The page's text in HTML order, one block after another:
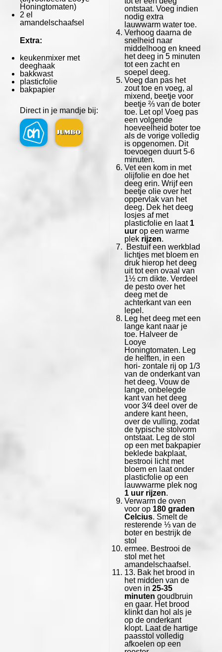
Honingtomaten)
2 el
amandelschaafsel
Extra:
keukenmixer met
deeghaak
bakkwast
plasticfolie
bakpapier
Direct in je mandje bij:
ontstaat. Voeg indien
nodig extra
lauwwarm water toe.
Verhoog daarna de
snelheid naar
middelhoog en kneed
het deeg in 5 minuten
tot een zacht en
soepel deeg.
Voeg dan pas het
zout toe en voeg, al
mixend, beetje voor
beetje ⅔ van de boter
toe. Let op! Voeg pas
een volgende
hoeveelheid boter toe
als de vorige volledig
is opgenomen. Dit
toevoegen duurt 5-6
minuten.
Vet een kom in met
olijfolie en doe het
deeg erin. Wrijf een
beetje olie over het
oppervlak van het
deeg. Dek het deeg
losjes af met
plasticfolie en laat 1
uurop een warme
plekrijzen.
Bestuif een werkblad
lichtjes met bloem en
druk hierop het deeg
uit tot een ovaal van
1½ cm dikte. Verdeel
de pesto over het
deeg met de
achterkant van een
lepel.
Leg het deeg met een
lange kant naar je
toe. Halveer de
Looye
Honingtomaten. Leg
de helften, in een
hori- zontale rij op 1/3
van de onderkant van
het deeg. Vouw de
lange, onbelegde
kant van het deeg
voor 3⁄4 deel over de
andere kant heen,
over de vulling, zodat
de typische stolvorm
ontstaat. Leg de stol
op een met bakpapier
beklede bakplaat,
bestrooi licht met
bloem en laat onder
plasticfolie op een
lauwwarme plek nog
1 uur rijzen.
Verwarm de oven
voor op 180 graden
Celcius. Smelt de
resterende ⅓ van de
boter en bestrijk de
stol
ermee. Bestrooi de
stol met het
amandelschaafsel.
13. Bak het brood in
het midden van de
oven in 25-35
minuten goudbruin
en gaar. Het brood
klinkt dan hol als je
op de onderkant
klopt. Laat de hartige
paasstol volledig
afkoelen op een